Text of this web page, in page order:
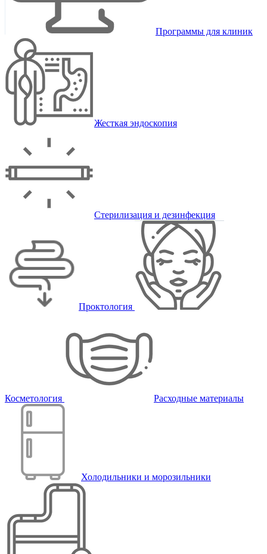
Программы для клиник
Жесткая эндоскопия
Стерилизация и дезинфекция
Проктология
Косметология Расходные материалы
Холодильники и морозильники